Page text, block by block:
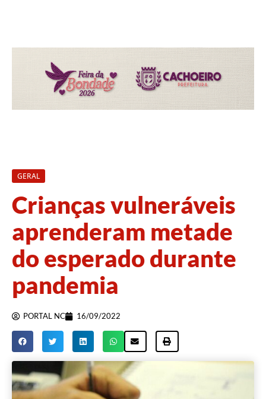
GERAL
Crianças vulneráveis
aprenderam metade
do esperado durante
pandemia
PORTAL NC 16/09/2022